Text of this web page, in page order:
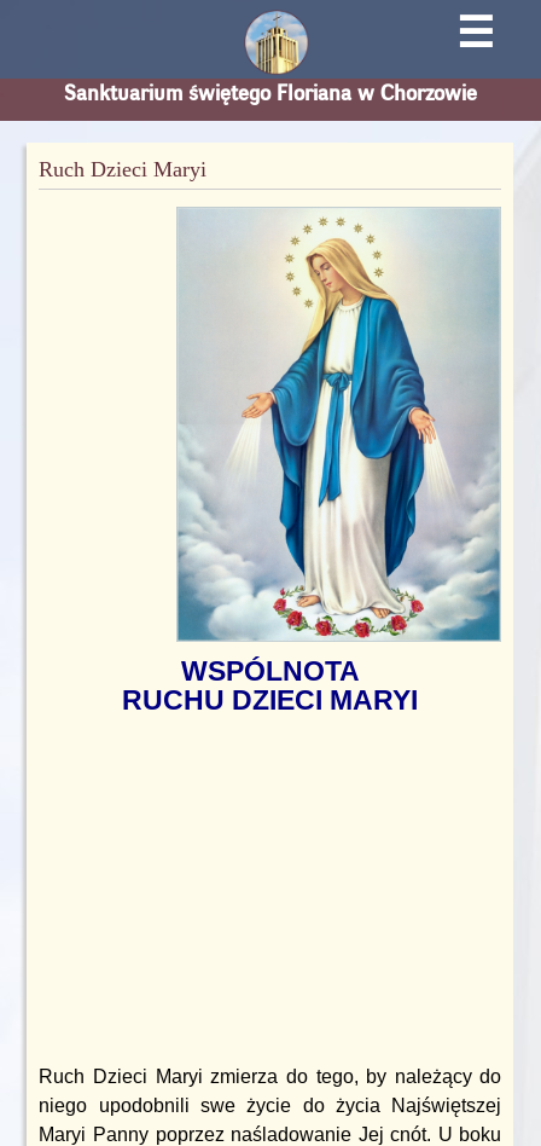
☰
Sanktuarium świętego Floriana w Chorzowie
Ruch Dzieci Maryi
WSPÓLNOTA
RUCHU DZIECI MARYI
Ruch Dzieci Maryi zmierza do tego, by należący do
niego upodobnili swe życie do życia Najświętszej
Maryi Panny poprzez naśladowanie Jej cnót. U boku